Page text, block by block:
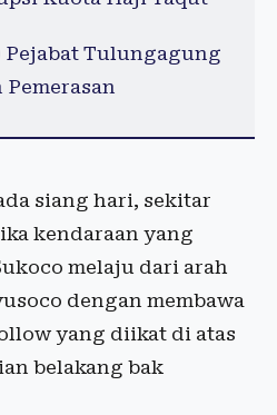
Pejabat Tulungagung
siang hari, sekitar
kendaraan yang
melaju dari arah
dengan membawa
yang diikat di atas
belakang bak